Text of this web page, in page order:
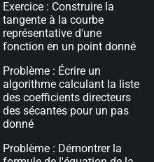
Exercice : Construire la
tangente à la courbe
représentative d'une
fonction en un point donné
Problème : Écrire un
algorithme calculant la liste
des coefficients directeurs
des sécantes pour un pas
donné
Problème : Démontrer la